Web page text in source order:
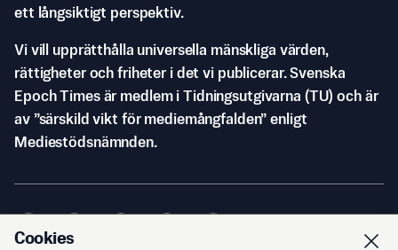
ett långsiktigt perspektiv.
Vi vill upprätthålla universella mänskliga värden,
rättigheter och friheter i det vi publicerar. Svenska
Epoch Times är medlem i Tidningsutgivarna (TU) och är
av ”särskild vikt för mediemångfalden” enligt
Mediestödsnämnden.
Cookies